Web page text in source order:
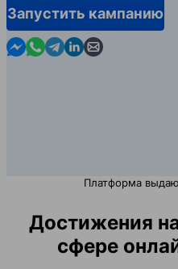
Запустить кампанию
Contact us in Messenger
Contact us in WhatsApp
Contact us in Telegram
Contact us in
Contact us by
Платформа
Достижения
сфере